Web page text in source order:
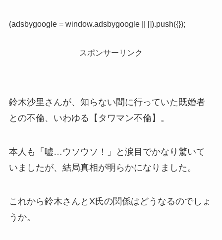
(adsbygoogle = window.adsbygoogle || []).push({});
スポンサーリンク
鈴木沙里さんが、知らない間に行っていた既婚者
との不倫、いわゆる【タワマン不倫】。
本人も「嘘…ウソウソ！」と涙目でかなり驚いて
いましたが、結局真相が明らかになりました。
これから鈴木さんとX氏の関係はどうなるのでしょ
うか。